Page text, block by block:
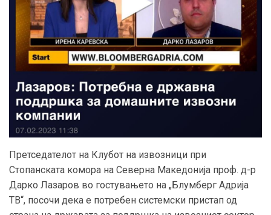
Претседателот на Клубот на извозници при
Стопанската комора на Северна Македонија проф. д-р
Дарко Лазаров во гостувањето на „Блумберг Адрија
ТВ“, посочи дека е потребен системски пристап од